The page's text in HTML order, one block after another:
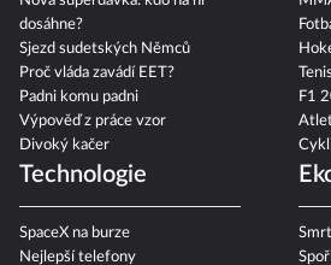
dosáhne?
Sjezd sudetských Němců
Proč vláda zavádí EET?
Padni komu padni
Výpověď z práce vzor
Divoký kačer
F1
Technologie
SpaceX na burze
Nejlepší telefony